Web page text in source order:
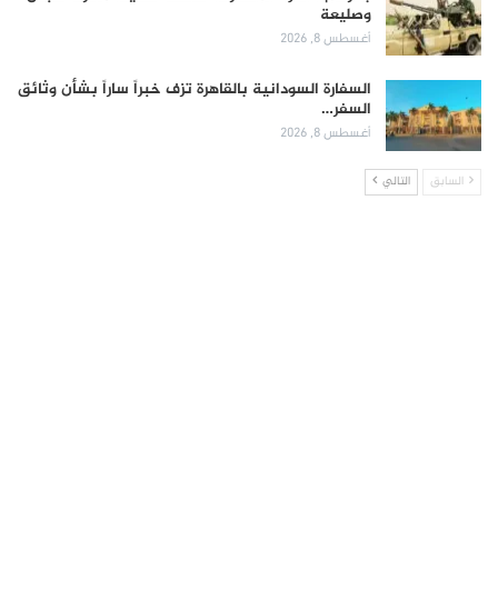
وصليعة
أغسطس 8, 2026
السفارة السودانية بالقاهرة تزف خبراً ساراً بشأن وثائق
السفر…
أغسطس 8, 2026
السابق التالي